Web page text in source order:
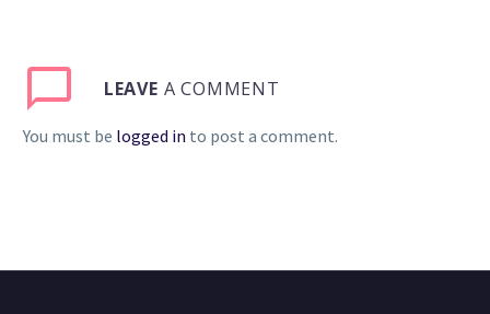
LEAVE A COMMENT
You must be logged in to post a comment.